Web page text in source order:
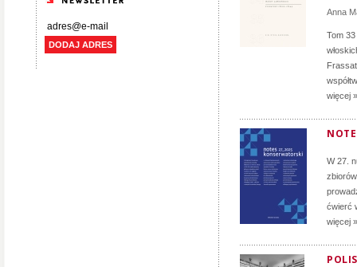
DODAJ ADRES
Anna
Tom
więcej »
W 27.
ćwierć
więcej »